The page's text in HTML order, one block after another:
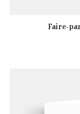
Faire-